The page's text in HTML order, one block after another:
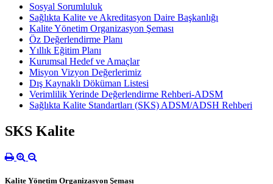
Sosyal Sorumluluk
Sağlıkta Kalite ve Akreditasyon Daire Başkanlığı
Kalite Yönetim Organizasyon Şeması
Öz Değerlendirme Planı
Yıllık Eğitim Planı
Kurumsal Hedef ve Amaçlar
Misyon Vizyon Değerlerimiz
Dış Kaynaklı Döküman Listesi
Verimlilik Yerinde Değerlendirme Rehberi-ADSM
Sağlıkta Kalite Standartları (SKS) ADSM/ADSH Rehberi
SKS Kalite
Kalite Yönetim Organizasyon Şeması